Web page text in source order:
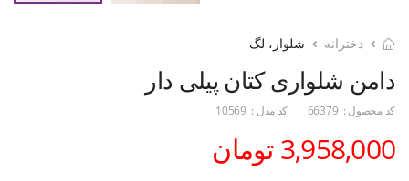
دخترانه شلوار، لگ
دامن شلواری کتان پیلی دار
کد محصول : 66379 کد مدل : 10569
3,958,000 تومان